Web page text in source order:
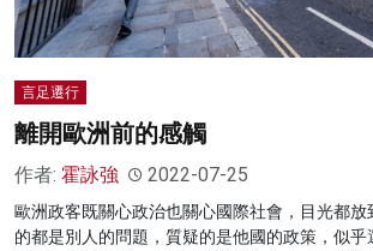
言足遷行
離開歐洲前的感觸
作者: 霍詠強 2022-07-25
歐洲政客既關心政治也關心國際社會，目光都放
的都是別人的問題，質疑的是他國的政策，似乎